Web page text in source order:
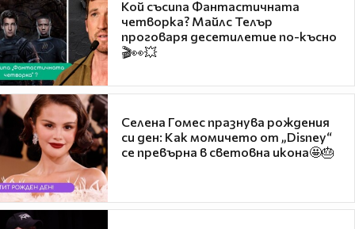
Кой съсипа Фантастичната
четворка? Майлс Телър
проговаря десетилетие по-късно
🎬👀💥
Селена Гомес празнува рождения
си ден: Как момичето от „Disney“
се превърна в световна икона🤩🎂